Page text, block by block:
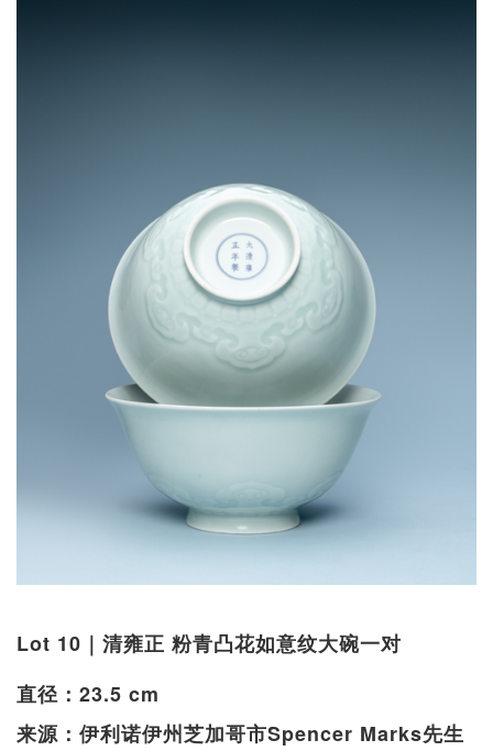
Lot 10｜清雍正 粉青凸花如意纹大碗一对
直径：23.5 cm
来源：伊利诺伊州芝加哥市Spencer Marks先生